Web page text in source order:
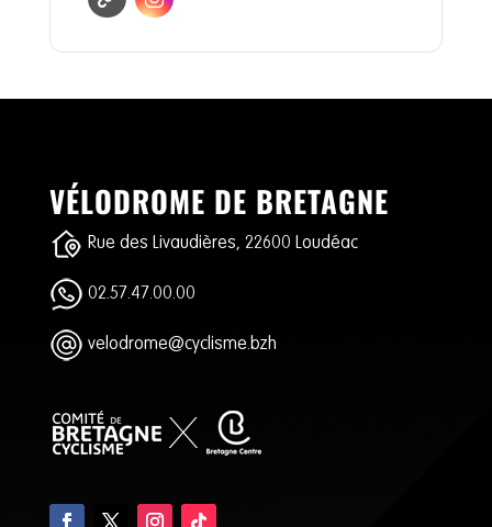
VÉLODROME DE BRETAGNE
Rue des Livaudières, 22600 Loudéac
02.57.47.00.00
velodrome@cyclisme.bzh